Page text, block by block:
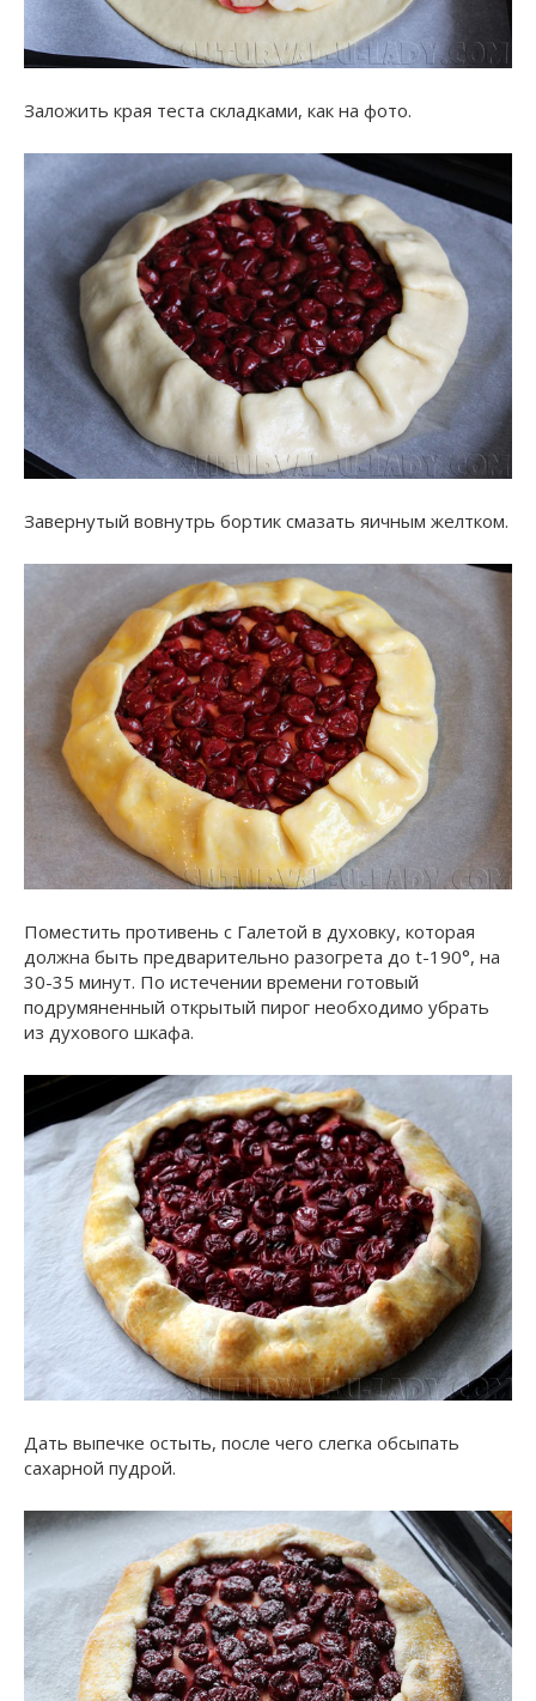
Заложить края теста складками, как на фото.
Завернутый вовнутрь бортик смазать яичным желтком.
Поместить противень с Галетой в духовку, которая
должна быть предварительно разогрета до t-190°, на
30-35 минут. По истечении времени готовый
подрумяненный открытый пирог необходимо убрать
из духового шкафа.
Дать выпечке остыть, после чего слегка обсыпать
сахарной пудрой.